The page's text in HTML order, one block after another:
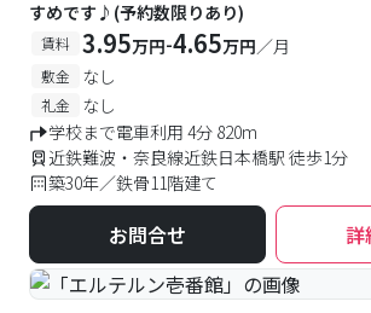
すめです♪(予約数限りあり)
賃料 3.95万円-4.65万円／月
敷金 なし
礼金
なし
学校まで電車利用 4分 820m
近鉄難波・奈良線近鉄日本橋駅 徒歩1分
築30年／鉄骨11階建て
お問合せ 詳